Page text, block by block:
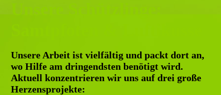
Unsere Arbeit ist vielfältig und packt dort an,
wo Hilfe am dringendsten benötigt wird.
Aktuell konzentrieren wir uns auf drei große
Herzensprojekte: